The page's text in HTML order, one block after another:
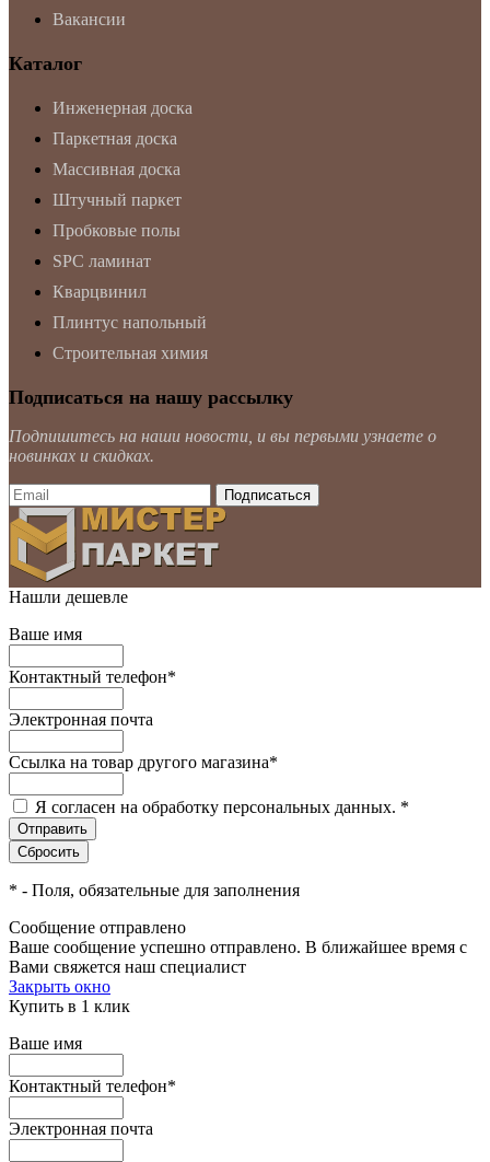
Вакансии
Каталог
Инженерная доска
Паркетная доска
Массивная доска
Штучный паркет
Пробковые полы
SPC ламинат
Кварцвинил
Плинтус напольный
Строительная химия
Подписаться на нашу рассылку
Подпишитесь на наши новости, и вы первыми узнаете о
новинках и скидках.
Нашли дешевле
Ваше имя
Контактный телефон*
Электронная почта
Ссылка на товар другого магазина*
Я согласен на обработку персональных данных. *
* - Поля, обязательные для заполнения
Сообщение отправлено
Ваше сообщение успешно отправлено. В ближайшее время с
Вами свяжется наш специалист
Закрыть окно
Купить в 1 клик
Ваше имя
Контактный телефон*
Электронная почта